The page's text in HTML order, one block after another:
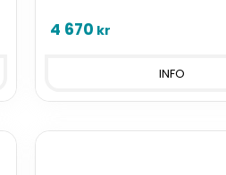
4 670 kr
INFO